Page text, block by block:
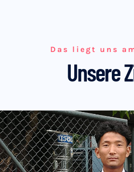
Das liegt uns
Unsere